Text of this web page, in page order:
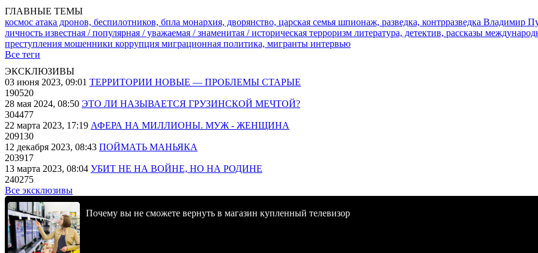
ГЛАВНЫЕ ТЕМЫ
космос атака дронов, беспилотников, бпла монархия, дворянство, царская семья шпионаж, разведка, контрразведка Владимир
личность известная / популярная / уважаемая / знаменитая / историческая терроризм литература, детектив, рассказы
преступления мошенники коррупция миграционная политика, мигранты интервью
Все теги
ЭКСКЛЮЗИВЫ
03 июня 2023, 09:01 ТЕРРИТОРИИ НОВЫЕ — ПРОБЛЕМЫ СТАРЫЕ
190520
28 мая 2024, 08:50 ЭТО ЛИ НАЗЫВАЕТСЯ ГРУЗИНСКОЙ МЕЧТОЙ?
304477
22 марта 2023, 17:19 АФЕРА НА МИЛЛИОНЫ. МУЖ - ЖЕНЩИНА
209130
12 декабря 2023, 08:43 ПОЙМАТЬ МАНЬЯКА
203917
13 марта 2023, 08:04 УБИТ НЕ НА ВОЙНЕ, НО НА РОДИНЕ
240275
Все эксклюзивы
Почему вы не сможете вернуть в магазин купленный телевизор